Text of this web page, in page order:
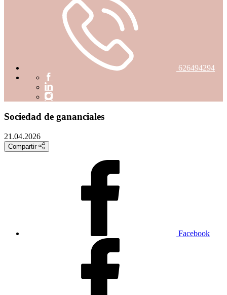
626494294
Sociedad de gananciales
21.04.2026
Compartir
Facebook